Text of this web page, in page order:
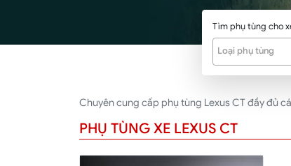
Tìm phụ tùng cho
Loại phụ tùng
Chuyên cung cấp phụ tùng Lexus CT đầy đủ
PHỤ TÙNG XE LEXUS CT